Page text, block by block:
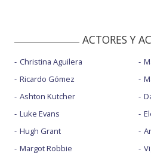
ACTORES Y
Christina Aguilera
Ricardo Gómez
Ashton Kutcher
Luke Evans
Hugh Grant
Margot Robbie